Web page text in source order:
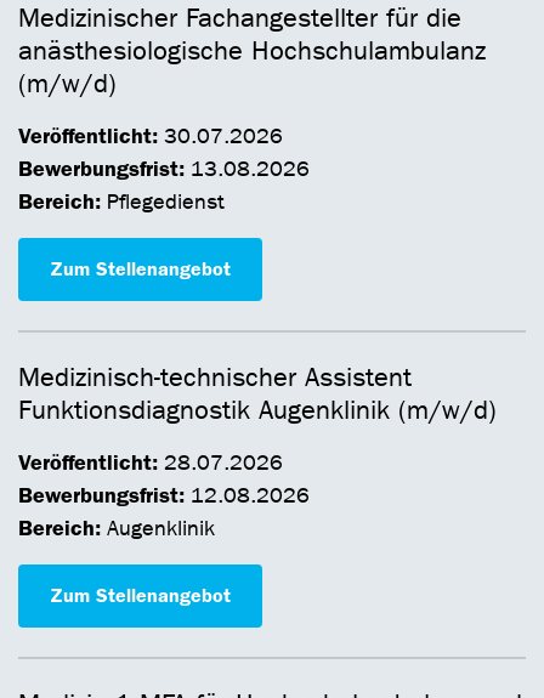
Medizinischer Fachangestellter für die
anästhesiologische Hochschulambulanz
(m/w/d)
Veröffentlicht: 30.07.2026
Bewerbungsfrist: 13.08.2026
Bereich: Pflegedienst
Zum Stellenangebot
Medizinisch-technischer Assistent
Funktionsdiagnostik Augenklinik (m/w/d)
Veröffentlicht: 28.07.2026
Bewerbungsfrist: 12.08.2026
Bereich: Augenklinik
Zum Stellenangebot